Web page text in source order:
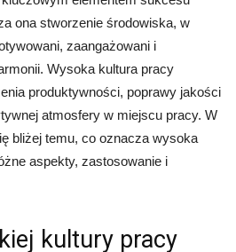
ona stworzenie środowiska, w
zaangażowani i
Wysoka kultura pracy
produktywności, poprawy jakości
atmosfery w miejscu pracy. W
bliżej temu, co oznacza wysoka
aspekty, zastosowanie i
kultury pracy